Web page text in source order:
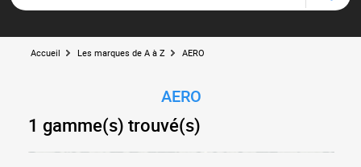
Accueil Les marques de A à Z AERO
AERO
1 gamme(s) trouvé(s)